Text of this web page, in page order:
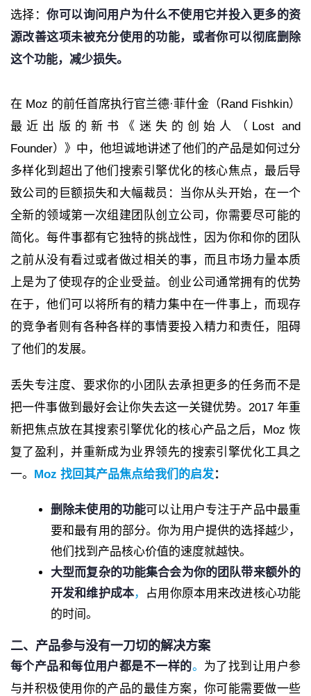
选择：你可以询问用户为什么不使用它并投入更多的资
源改善这项未被充分使用的功能，或者你可以彻底删除
这个功能，减少损失。
在 Moz 的前任首席执行官兰德·菲什金（Rand Fishkin）
最近出版的新书《迷失的创始人（Lost and
Founder）》中，他坦诚地讲述了他们的产品是如何过分
多样化到超出了他们搜索引擎优化的核心焦点，最后导
致公司的巨额损失和大幅裁员：当你从头开始，在一个
全新的领域第一次组建团队创立公司，你需要尽可能的
简化。每件事都有它独特的挑战性，因为你和你的团队
之前从没有看过或者做过相关的事，而且市场力量本质
上是为了使现存的企业受益。创业公司通常拥有的优势
在于，他们可以将所有的精力集中在一件事上，而现存
的竞争者则有各种各样的事情要投入精力和责任，阻碍
了他们的发展。
丢失专注度、要求你的小团队去承担更多的任务而不是
把一件事做到最好会让你失去这一关键优势。2017 年重
新把焦点放在其搜索引擎优化的核心产品之后，Moz 恢
复了盈利，并重新成为业界领先的搜索引擎优化工具之
一。 Moz 找回其产品焦点给我们的启发：
删除未使用的功能可以让用户专注于产品中最重
要和最有用的部分。你为用户提供的选择越少，
他们找到产品核心价值的速度就越快。
大型而复杂的功能集合会为你的团队带来额外的
开发和维护成本， 占用你原本用来改进核心功能
的时间。
二、产品参与没有一刀切的解决方案
每个产品和每位用户都是不一样的。 为了找到让用户参
与并积极使用你的产品的最佳方案，你可能需要做一些